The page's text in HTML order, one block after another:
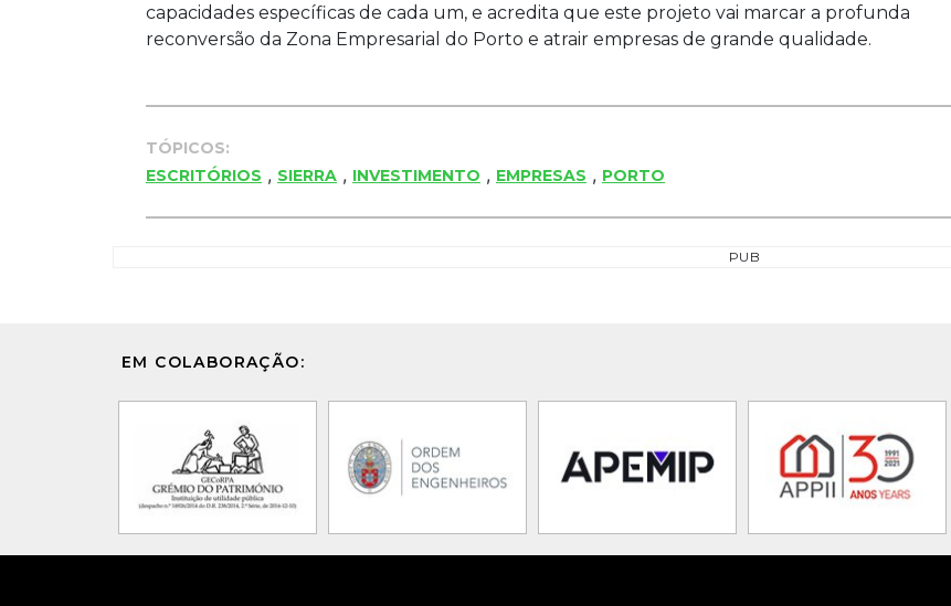
capacidades específicas de cada um, e acredita que este projeto vai marcar a profunda
reconversão da Zona Empresarial do Porto e atrair empresas de grande qualidade.
TÓPICOS:
ESCRITÓRIOS , SIERRA , INVESTIMENTO , EMPRESAS , PORTO
PUB
EM COLABORAÇÃO: